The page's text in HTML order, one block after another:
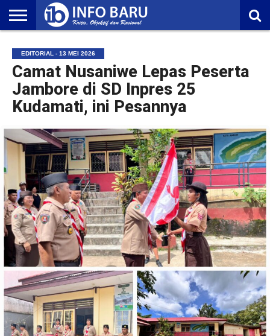
NASIONAL
AMBONIA
MALUKU
EKONOMI
POLITIK
OLAHRAGA
LIFESTYLE
REDAKSI
EDITORIAL - 13 MEI 2026
Camat Nusaniwe Lepas Peserta
Jambore di SD Inpres 25
Kudamati, ini Pesannya